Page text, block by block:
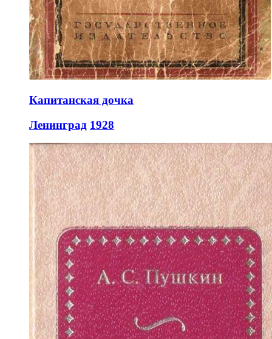
Капитанская дочка
Ленинград 1928